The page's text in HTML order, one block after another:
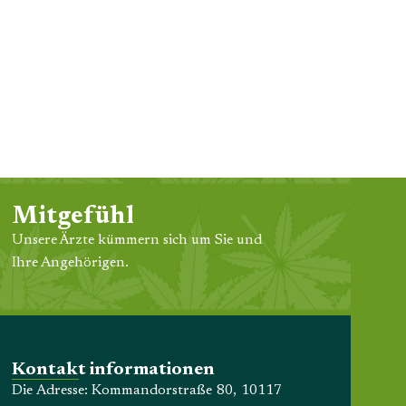
Mitgefühl
Unsere Ärzte kümmern sich um Sie und
Ihre Angehörigen.
Kontakt informationen
Die Adresse: Kommandorstraße 80, 10117